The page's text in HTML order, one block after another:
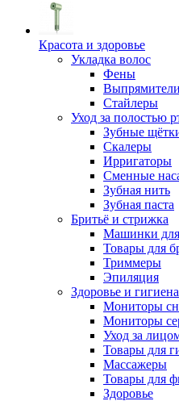
Красота и здоровье
Укладка волос
Фены
Выпрямители
Стайлеры
Уход за полостью
Зубные
Скалеры
Ирригаторы
Сменные
Зубная нить
Зубная паста
Бритьё и стрижка
Машинки
Товары для
Триммеры
Эпиляция
Здоровье и гигиена
Мониторы
Мониторы
Уход за
Товары для
Массажеры
Товары для
Здоровье